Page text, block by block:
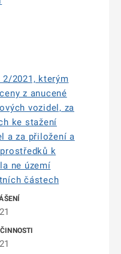
2021, kterým
z anucené
vozidel, za
ke stažení
a za přiložení a
k
ne území
částech